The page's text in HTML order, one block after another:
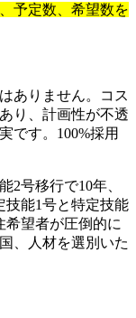
予定数、希望数を
ありません。コス
り、計画性が不透
です。100%採用
2号移行で10年、
技能1号と特定技能
希望者が圧倒的に
、人材を選別いた